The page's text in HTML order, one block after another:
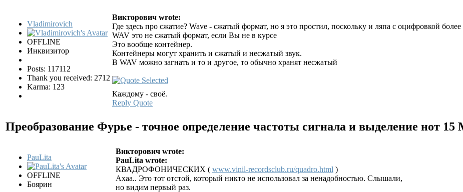
Vladimirovich
OFFLINE
Инквизитор
Posts: 117112
Thank you received: 2712
Karma: 123
Викторович wrote:
Где здесь про сжатие? Wave - сжатый формат, но я это простил, поскольку и ляпа с оцифровкой более
WAV это не сжатый формат, если Вы не в курсе
Это вообще контейнер.
Контейнеры могут хранить и сжатый и несжатый звук.
В WAV можно загнать и то и другое, то обычно хранят несжатый
Каждому - своё.
Reply Quote
Преобразование Фурье - точное определение частоты сигнала и выделение нот 15
PauLita
OFFLINE
Боярин
Викторович wrote:
PauLita wrote:
КВАДРОФОНИЧЕСКИХ ( www.vinil-recordsclub.ru/quadro.html )
Ахаа.. Это тот отстой, который никто не использовал за ненадобностью. Слышали,
но видим первый раз.